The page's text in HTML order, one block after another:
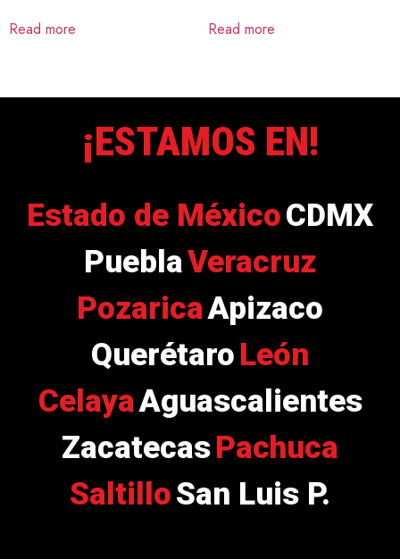
Read more Read more
¡ESTAMOS EN!
Estado de MéxicoCDMX
PueblaVeracruz
PozaricaApizaco
QuerétaroLeón
CelayaAguascalientes
ZacatecasPachuca
SaltilloSan Luis P.